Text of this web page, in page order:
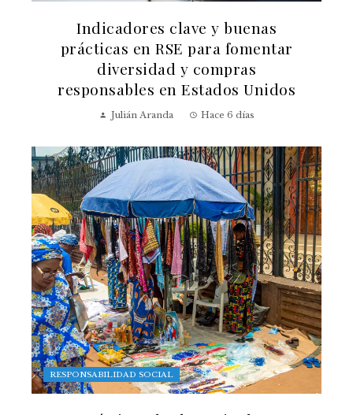
Indicadores clave y buenas
prácticas en RSE para fomentar
diversidad y compras
responsables en Estados Unidos
Julián Aranda Hace 6 días
RESPONSABILIDAD SOCIAL